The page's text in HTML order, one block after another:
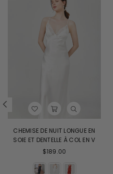
CHEMISE DE NUIT LONGUE EN
SOIE ET DENTELLE À COL EN V
Prix
$189.00